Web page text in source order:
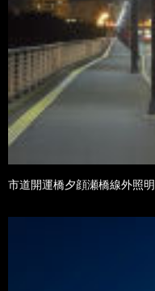
市道開運橋夕顔瀬橋線外照